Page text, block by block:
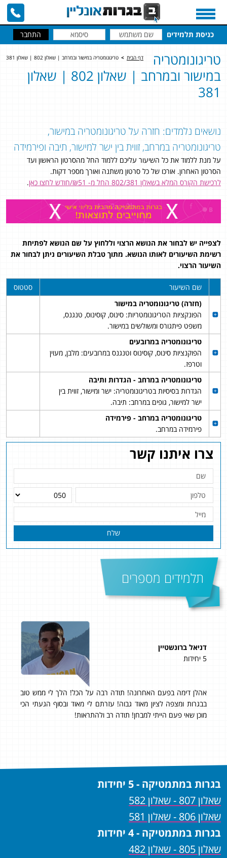
כניסת תלמידים
צרו איתנו קשר
שלח
תלמידים מספרים
דניאל ברונשטיין
5 יחידות
אהלן דימה בפעם האחרונה! תודה רבה על הכל! הלך לי ממש טוב
בבגרות ומצפה לציון מאוד גבוה! עזרתם לי מאוד ובסוף הגעתי הכי
מוכן שאי פעם הייתי למבחן! תודה רב ולהתראות!
דף הבית > טריגונומטריה במישור ובמרחב | שאלון 802 | שאלון 381
טריגונומטריה
במישור ובמרחב | שאלון 802 | שאלון
381
נושאים נלמדים: חזרה על טריגונומטריה במישור,
טריגונומטריה במרחב, זווית בין ישר למישור, תיבה ופירמידה
על מנת ללמוד את כל השיעור עליכם ללמוד החל מהסרטון הראשון ועד
הסרטון האחרון. אורכו של כל סרטון משתנה ואורך מספר דקות.
לרכישת הקורס המלא בשאלון 802/381 החל מ- ₪51/חודש לחצו כאן
.
לצפייה יש לבחור את הנושא הרצוי וללחוץ על שם הנושא לפתיחת
רשימת השיעורים לאותו הנושא. מתוך טבלת השיעורים ניתן לבחור את
השיעור הרצוי.
שם השיעור
סטטוס
(חזרה) טריגונומטריה במישור
הפונקציות הטריגונומטריות: סינוס, קוסינוס, טנגנס,
משפט פיתגורס ומשולשים במישור.
טריגונומטריה במרובעים
הפוקנציות סינוס, קוסינוס וטנגנס במרובעים: מלבן, מעוין
וטרפז.
טריגונומטריה במרחב - הגדרות ותיבה
הגדרות בסיסיות בטריגונומטריה: ישר ומישור, זווית בין
ישר למישור, גופים במרחב: תיבה.
טריגונומטריה במרחב - פירמידה
פירמידה במרחב.
בגרות במתמטיקה - 5 יחידות
שאלון 807 - שאלון 582
שאלון 806 - שאלון 581
בגרות במתמטיקה - 4 יחידות
שאלון 805 - שאלון 482